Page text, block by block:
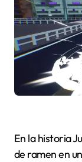
En la historia
de ramen en